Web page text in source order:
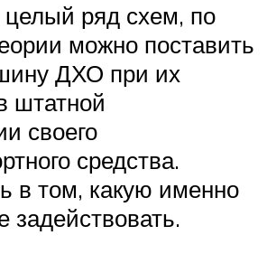
ряд схем, по
можно поставить
ДХО при их
штатной
своего
средства.
в том, какую именно
задействовать.